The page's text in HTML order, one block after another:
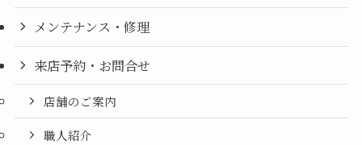
メンテナンス・修理
来店予約・お問合せ
店舗のご案内
職人紹介